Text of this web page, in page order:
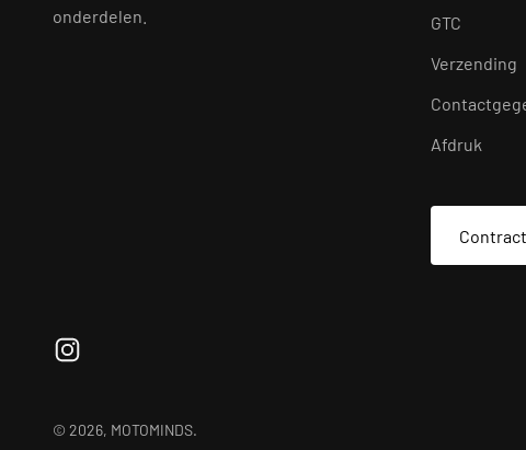
onderdelen.
GTC
Verzending
Afdruk
© 2026, MOTOMINDS.